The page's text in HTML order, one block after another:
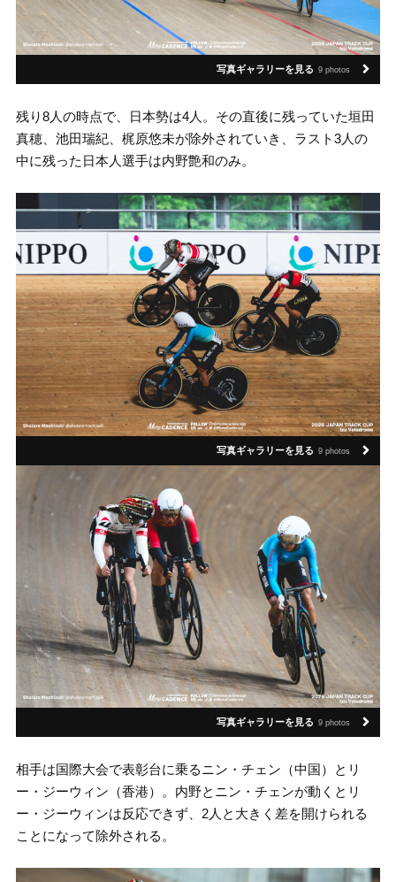
写真ギャラリーを見る 9 photos
残り8人の時点で、日本勢は4人。その直後に残っていた垣田
真穂、池田瑞紀、梶原悠未が除外されていき、ラスト3人の
中に残った日本人選手は内野艶和のみ。
写真ギャラリーを見る 9 photos
写真ギャラリーを見る 9 photos
相手は国際大会で表彰台に乗るニン・チェン（中国）とリ
ー・ジーウィン（香港）。内野とニン・チェンが動くとリ
ー・ジーウィンは反応できず、2人と大きく差を開けられる
ことになって除外される。